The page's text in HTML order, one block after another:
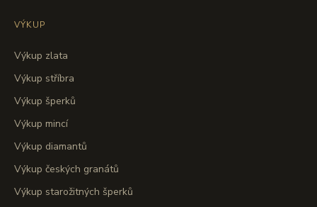
VÝKUP
Výkup zlata
Výkup stříbra
Výkup šperků
Výkup mincí
Výkup diamantů
Výkup českých granátů
Výkup starožitných šperků